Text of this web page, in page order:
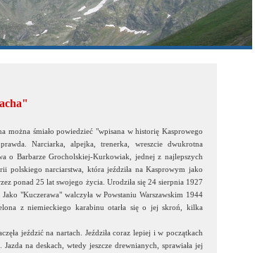
można śmiało powiedzieć "wpisana w historię Kasprowego
Narciarka, alpejka, trenerka, wreszcie dwukrotna
o Barbarze Grocholskiej-Kurkowiak, jednej z najlepszych
polskiego narciarstwa, która jeździła na Kasprowym jako
ponad 25 lat swojego życia. Urodziła się 24 sierpnia 1927
Jako "Kuczerawa" walczyła w Powstaniu Warszawskim 1944
z niemieckiego karabinu otarła się o jej skroń, kilka
jeździć na nartach. Jeździła coraz lepiej i w początkach
na deskach, wtedy jeszcze drewnianych, sprawiała jej